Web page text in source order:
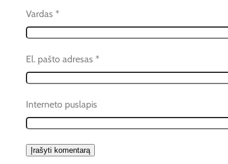
Vardas *
El. pašto adresas *
Interneto puslapis